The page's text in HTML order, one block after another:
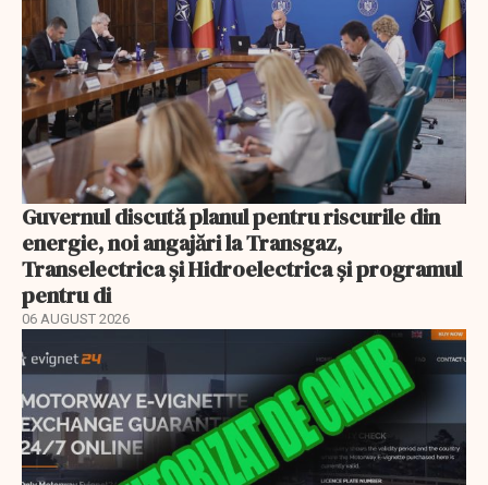
Guvernul discută planul pentru riscurile din
energie, noi angajări la Transgaz,
Transelectrica și Hidroelectrica și programul
pentru di
06 AUGUST 2026